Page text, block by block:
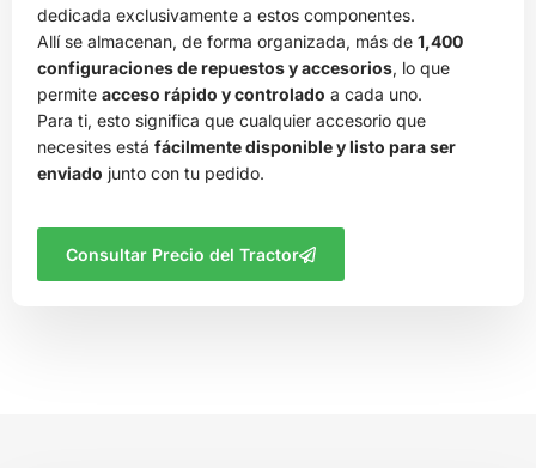
dedicada exclusivamente a estos componentes.
Allí se almacenan, de forma organizada, más de 1,400
configuraciones de repuestos y accesorios, lo que
permite acceso rápido y controlado a cada uno.
Para ti, esto significa que cualquier accesorio que
necesites está fácilmente disponible y listo para ser
enviado junto con tu pedido.
Consultar Precio del Tractor